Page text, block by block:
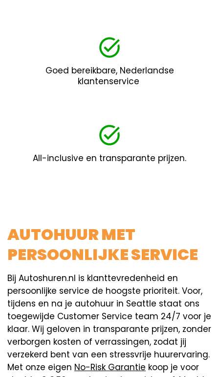
Goed bereikbare, Nederlandse
klantenservice
All-inclusive en transparante prijzen.
AUTOHUUR MET
PERSOONLIJKE SERVICE
Bij Autoshuren.nl is klanttevredenheid en
persoonlijke service de hoogste prioriteit. Voor,
tijdens en na je autohuur in Seattle staat ons
toegewijde Customer Service team 24/7 voor je
klaar. Wij geloven in transparante prijzen, zonder
verborgen kosten of verrassingen, zodat jij
verzekerd bent van een stressvrije huurervaring.
Met onze eigen No-Risk Garantie koop je voor